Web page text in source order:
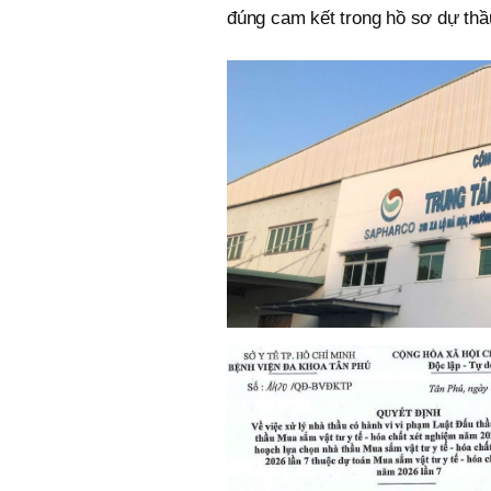
đúng cam kết trong hồ sơ dự